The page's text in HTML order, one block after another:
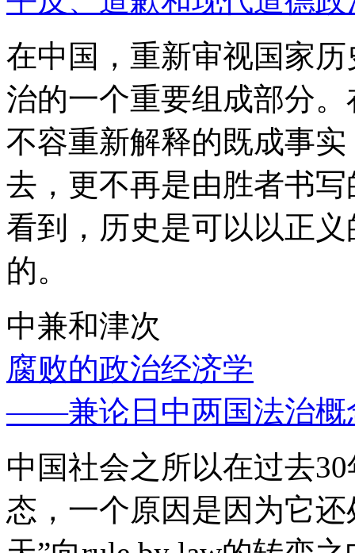
在中国，重新审视国家
治的一个重要组成部分
不容重新解释的既成事
去，更不再是由胜者书
看到，历史是可以以正
的。
中兼和津次
腐败的政治经济学
——兼论日中两国法治概
中国社会之所以在过去
态，一个原因是因为它